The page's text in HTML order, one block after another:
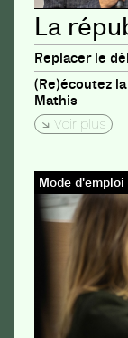
La
Replacer le
(Re)écoutez
Mathis
Voir plus
Mode d'emploi